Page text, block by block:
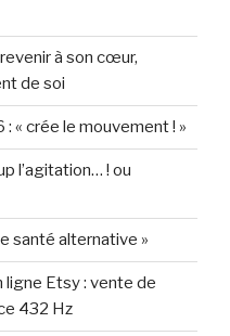
à son cœur,
de soi
« crée le mouvement ! »
l’agitation… ! ou
santé alternative »
ligne Etsy : vente de
432 Hz